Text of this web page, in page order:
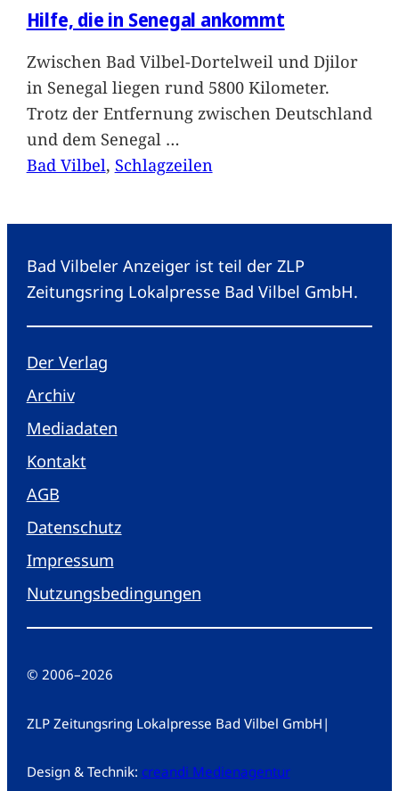
Hilfe, die in Senegal ankommt
Zwischen Bad Vilbel-Dortelweil und Djilor
in Senegal liegen rund 5800 Kilometer.
Trotz der Entfernung zwischen Deutschland
und dem Senegal …
Bad Vilbel, Schlagzeilen
Bad Vilbeler Anzeiger ist teil der ZLP
Zeitungsring Lokalpresse Bad Vilbel GmbH.
Der Verlag
Archiv
Mediadaten
Kontakt
AGB
Datenschutz
Impressum
Nutzungsbedingungen
© 2006–2026
ZLP Zeitungsring Lokalpresse Bad Vilbel GmbH |
Design & Technik: creandi Medienagentur